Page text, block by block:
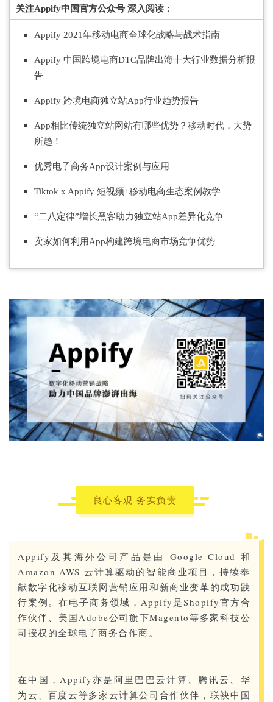
关注Appify中国官方公众号 深入阅读 ：
Appify 2021年移动电商全球化战略与战术指南
Appify 中国跨境电商DTC品牌出海十大行业数据分析报
告
Appify 跨境电商独立站App行业趋势报告
App相比传统独立站网站有哪些优势？移动时代，大势
所趋！
优秀电子商务App设计案例与应用
Tiktok x Appify 短视频+移动电商生态案例教学
“二八定律”增长黑客助力独立站App差异化竞争
卖家如何利用App构建跨境电商市场竞争优势
良心客观 务实负责
Appify及其海外公司产品是由 Google Cloud 和
Amazon AWS 云计算驱动的智能商业项目，持续奉
献数字化移动互联网营销应用和新商业变革的成功践
行案例。在电子商务领域，Appify是Shopify官方合
作伙伴、美国Adobe公司旗下Magento等多家科技公
司授权的全球电子商务合作商。
在中国，Appify亦是阿里巴巴云计算、腾讯云、华
为云、百度云等多家云计算公司合作伙伴，联袂中国